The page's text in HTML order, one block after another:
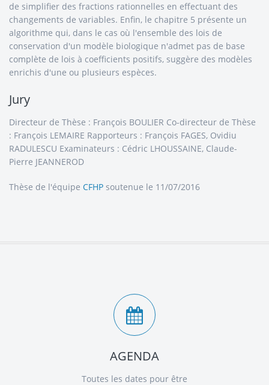
de simplifier des fractions rationnelles en effectuant des
changements de variables. Enfin, le chapitre 5 présente un
algorithme qui, dans le cas où l'ensemble des lois de
conservation d'un modèle biologique n'admet pas de base
complète de lois à coefficients positifs, suggère des modèles
enrichis d'une ou plusieurs espèces.
Jury
Directeur de Thèse : François BOULIER Co-directeur de Thèse
: François LEMAIRE Rapporteurs : François FAGES, Ovidiu
RADULESCU Examinateurs : Cédric LHOUSSAINE, Claude-
Pierre JEANNEROD
Thèse de l'équipe CFHP soutenue le 11/07/2016
AGENDA
Toutes les dates pour être